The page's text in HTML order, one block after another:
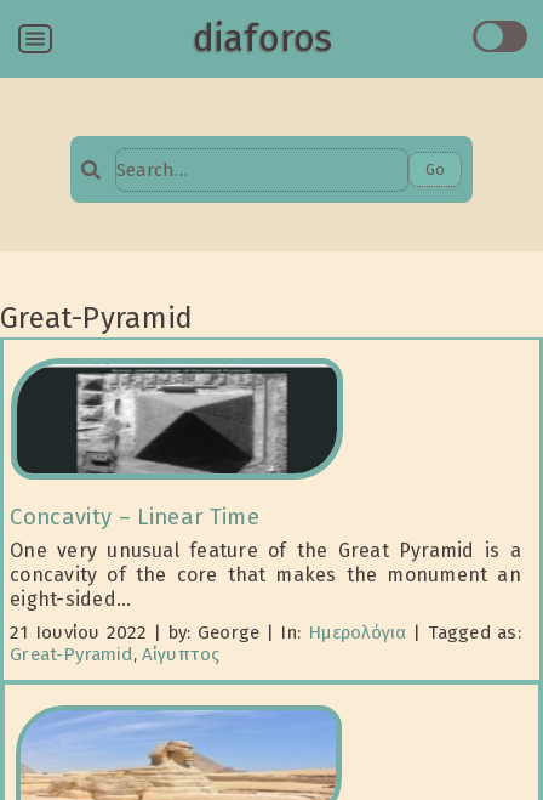
Menu diaforos
Search
Go
Great-Pyramid
Concavity – Linear Time
One very unusual feature of the Great Pyramid is a
concavity of the core that makes the monument an
eight-sided...
21 Ιουνίου 2022 | by: George | In: Ημερολόγια | Tagged as:
Great-Pyramid, Αίγυπτος